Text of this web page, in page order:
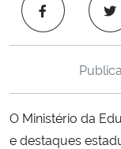
Ministério da Saúde
Ministério de Minas e
Ministério da Ciência,
O Ministério da
e destaques